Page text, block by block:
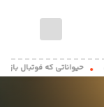
که فوتبال بازی می